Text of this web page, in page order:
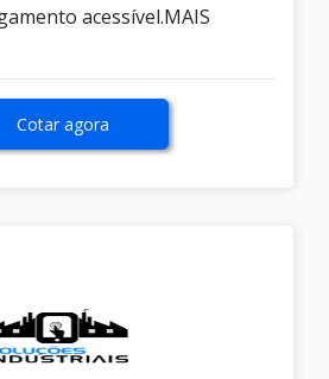
acessível.MAIS
Cotar agora